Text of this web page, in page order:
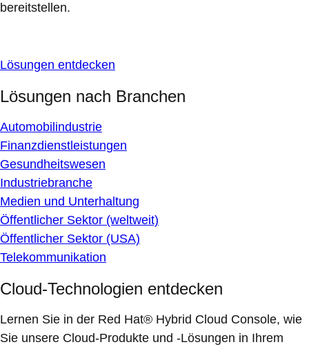
bereitstellen.
Lösungen entdecken
Lösungen nach Branchen
Automobilindustrie
Finanzdienstleistungen
Gesundheitswesen
Industriebranche
Medien und Unterhaltung
Öffentlicher Sektor (weltweit)
Öffentlicher Sektor (USA)
Telekommunikation
Cloud-Technologien entdecken
Lernen Sie in der Red Hat® Hybrid Cloud Console, wie
Sie unsere Cloud-Produkte und -Lösungen in Ihrem